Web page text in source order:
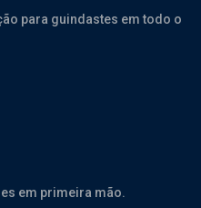
para guindastes em todo o
em primeira mão.